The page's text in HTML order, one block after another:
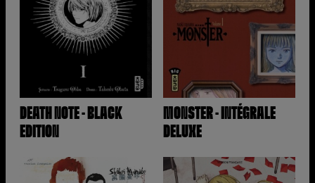
DEATH NOTE - BLACK
EDITION
MONSTER - INTÉGRALE
DELUXE